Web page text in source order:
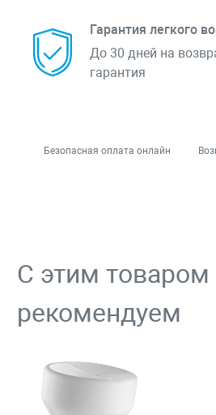
Гарантия легкого
До 30 дней на
гарантия
Безопасная оплата онлайн
С этим товаром
рекомендуем